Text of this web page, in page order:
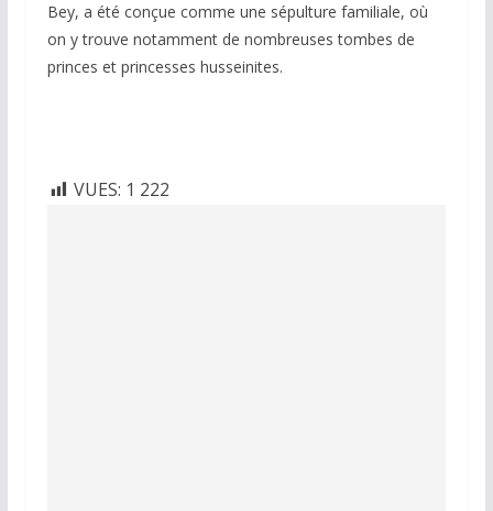
Bey, a été conçue comme une sépulture familiale, où
on y trouve notamment de nombreuses tombes de
princes et princesses husseinites.
VUES: 1 222